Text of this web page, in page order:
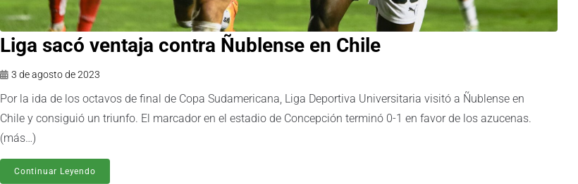
Liga sacó ventaja contra Ñublense en Chile
3 de agosto de 2023
Por la ida de los octavos de final de Copa Sudamericana, Liga Deportiva Universitaria visitó a Ñublense en
Chile y consiguió un triunfo. El marcador en el estadio de Concepción terminó 0-1 en favor de los azucenas.
(más…)
Continuar Leyendo